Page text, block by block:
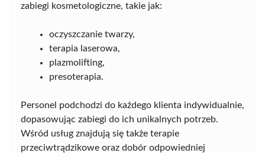
zabiegi kosmetologiczne, takie jak:
oczyszczanie twarzy,
terapia laserowa,
plazmolifting,
presoterapia.
Personel podchodzi do każdego klienta indywidualnie,
dopasowując zabiegi do ich unikalnych potrzeb.
Wśród usług znajdują się także terapie
przeciwtrądzikowe oraz dobór odpowiedniej